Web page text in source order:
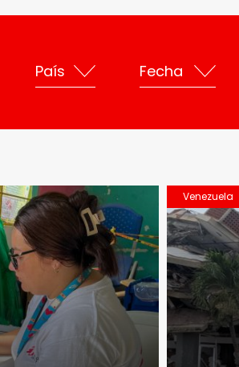
Venezuela